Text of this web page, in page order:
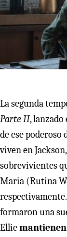
La segunda
Parte II, lanzado
de ese poderoso
viven en
sobrevivientes
Maria (Rutina
formaron una
Ellie